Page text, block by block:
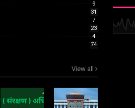
9
31
7
23
4
74
View all